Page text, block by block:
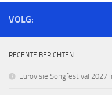
VOLG:
RECENTE BERICHTEN
Eurovisie Songfestival 2027